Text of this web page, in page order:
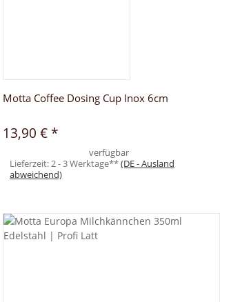
Motta Coffee Dosing Cup Inox 6cm
13,90 € *
verfügbar
Lieferzeit:2 - 3 Werktage**(DE - Ausland
abweichend)